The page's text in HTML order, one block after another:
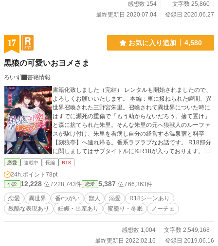
感想数 154
文字数 25,860
最終更新日 2020.07.04
登録日 2020.06.27
17 お気に入り追加 4,580
黒狼の可愛いおヨメさま
ろいず
書籍情報
書籍化致しました（完結） レンタルも開始されましたので、
よろしくお願いいたします。 本編：車に撥ねられた瞬間、異
世界召喚された三野宮朱里。召喚されて異世界についた時に
はすでに瀕死の重傷で「もう助からないだろう。捨て置け」
と森に捨てられた朱里。そんな朱里の元へ狼獣人のルーファ
スが駆け付け、朱里を看病し自分の経営する温泉宿と料亭
【刻狼亭】へ連れ帰る。番系ラブラブなお話です。 R18部分
に関しましてはサブタイトルに※R18が入っております。 20
20年3月30日……書籍化の進行に伴い、書籍化該当部分の1章
ますが、書籍化された部分では主人公アカリとルーファス等
年齢が18歳・24歳になっております。 4章では元の掲載時の
16歳と26歳となっておりますので、ご注意くださいませ。 時
間を見て、書籍化された話に沿いながら変更をしていこうと
思っておりますので、今しばらくお待ちください。
恋愛 連載中 長編 R18
24h.ポイント 78pt
小説 12,228 位 / 228,743件 恋愛 5,387 位 / 66,363件
恋愛 異世界 番/つがい 獣人 溺愛
R18シーンあり
残酷な表現あり
妊娠・出産あり 蜜籠り・冬眠 ノーチェ
感想数 1,004
文字数 2,549,168
最終更新日 2022.02.16
登録日 2019.06.16